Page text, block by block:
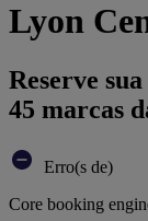
Lyon
Reserve
45 marcas
Erro(s de)
Core booking